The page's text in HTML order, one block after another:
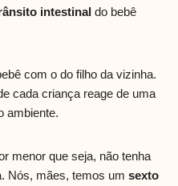
intestinal do bebê
com o do filho da vizinha.
cada criança reage de uma
ambiente.
menor que seja, não tenha
Nós, mães, temos um sexto